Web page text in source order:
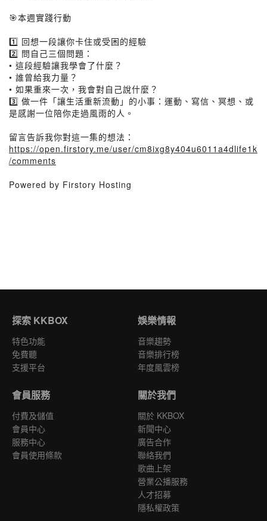
🎯本週實踐行動
1️⃣ 回想一段讓你卡住或受困的經驗
2️⃣ 問自己三個問題：
• 這段經驗讓我學會了什麼？
• 誰曾給我力量？
• 如果重來一次，我會對自己說什麼？
3️⃣ 做一件「讓生活重新流動」的小事：運動、寫信、冥想、或
是感謝一位陪你走過風雨的人。
留言告訴我你對這一集的想法：
https://open.firstory.me/user/cm8ixg8y404u6011a4dlife1k
/comments
Powered by Firstory Hosting
探索 KKBOX
特色功能
免費聽
支援平台
娛樂情報
音樂趨勢
音樂排行榜
年度風雲榜
會員服務
付費及儲值
會員中心
服務中心
會員使用條款
關於我們
關於 KKBOX
新聞中心
廣告合作
聯絡我們
歌曲上架
營業公播服務
人才招募
隱私權政策